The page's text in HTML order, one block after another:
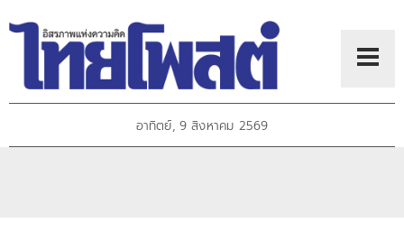
อาทิตย์, 9 สิงหาคม 2569